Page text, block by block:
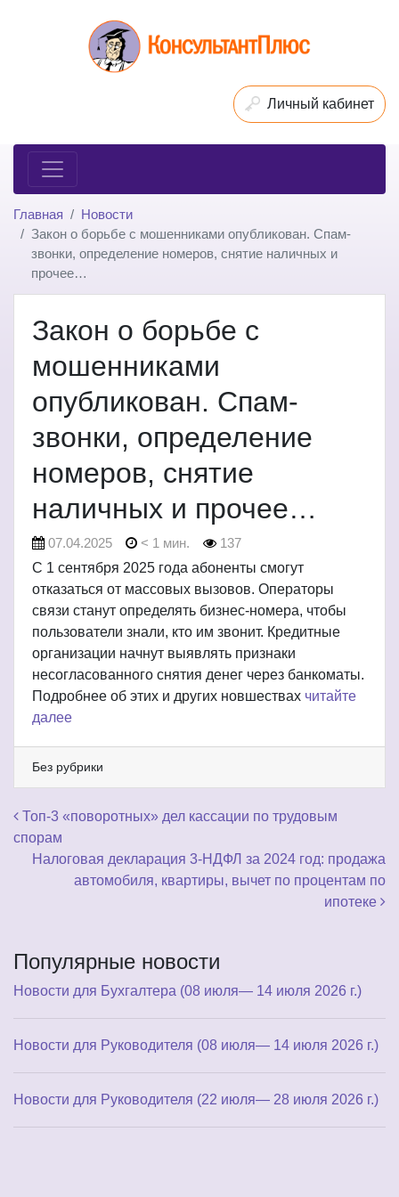
Личный кабинет
Главная
Новости
Закон о борьбе с мошенниками опубликован. Спам-
звонки, определение номеров, снятие наличных и
прочее…
Закон о борьбе с
мошенниками
опубликован. Спам-
звонки, определение
номеров, снятие
наличных и прочее…
07.04.2025 < 1 мин.
137
С 1 сентября 2025 года абоненты смогут
отказаться от массовых вызовов. Операторы
связи станут определять бизнес-номера, чтобы
пользователи знали, кто им звонит. Кредитные
организации начнут выявлять признаки
несогласованного снятия денег через банкоматы.
Подробнее об этих и других новшествах читайте
далее
Без рубрики
Навигация по записям
Топ-3 «поворотных» дел кассации по трудовым
спорам
Налоговая декларация 3-НДФЛ за 2024 год: продажа
автомобиля, квартиры, вычет по процентам по
ипотеке
Популярные новости
Новости для Бухгалтера (08 июля— 14 июля 2026 г.)
Новости для Руководителя (08 июля— 14 июля 2026 г.)
Новости для Руководителя (22 июля— 28 июля 2026 г.)